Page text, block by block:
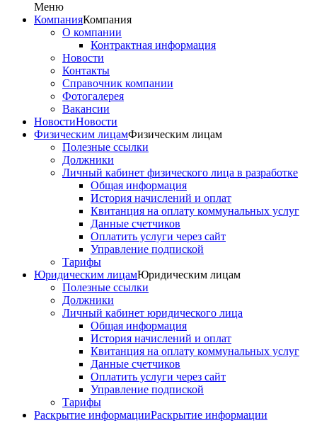
Меню
КомпанияКомпания
О компании
Контрактная информация
Новости
Контакты
Справочник компании
Фотогалерея
Вакансии
НовостиНовости
Физическим лицамФизическим лицам
Полезные ссылки
Должники
Личный кабинет физического лица в разработке
Общая информация
История начислений и оплат
Квитанция на оплату коммунальных услуг
Данные счетчиков
Оплатить услуги через сайт
Управление подпиской
Тарифы
Юридическим лицамЮридическим лицам
Полезные ссылки
Должники
Личный кабинет юридического лица
Общая информация
История начислений и оплат
Квитанция на оплату коммунальных услуг
Данные счетчиков
Оплатить услуги через сайт
Управление подпиской
Тарифы
Раскрытие информацииРаскрытие информации